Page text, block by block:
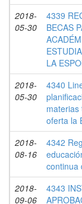
2018-
05-30
4339
BECAS
LA
2018-
05-30
4340
oferta la
2018-
08-16
4342
continua
2018-
09-06
4343